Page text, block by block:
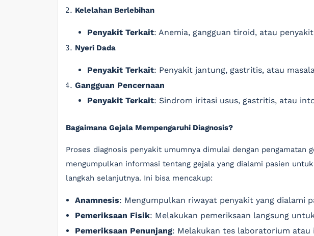
Kelelahan Berlebihan
Penyakit Terkait: Anemia, gangguan tiroid, atau
Nyeri Dada
Penyakit Terkait: Penyakit jantung, gastritis, atau
Gangguan Pencernaan
Penyakit Terkait: Sindrom iritasi usus, gastritis, atau
Bagaimana Gejala Mempengaruhi Diagnosis?
Proses diagnosis penyakit umumnya dimulai dengan pengamatan
mengumpulkan informasi tentang gejala yang dialami pasien
langkah selanjutnya. Ini bisa mencakup:
Anamnesis: Mengumpulkan riwayat penyakit yang dialami
Pemeriksaan Fisik: Melakukan pemeriksaan langsung
Pemeriksaan Penunjang: Melakukan tes laboratorium atau